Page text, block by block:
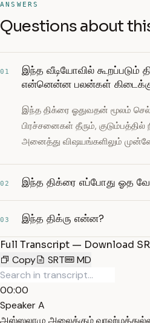
ANSWERS
Questions about
01
இந்த வீடியோவில் கூறப்படும்
என்னென்ன பலன்கள்
இந்த திக்ரை ஓதுவதன் மூலம்
பிரச்சனைகள் தீரும், குடும்பத்தில்
அனைத்து விஷயங்களிலும்
02 இந்த திக்ரை எப்போது ஓத
03 இந்த திக்ரு என்ன?
Full Transcript — Download
Copy
SRT MD
00:00
Speaker A
அஸ்ஸலாமு அலைக்கும்